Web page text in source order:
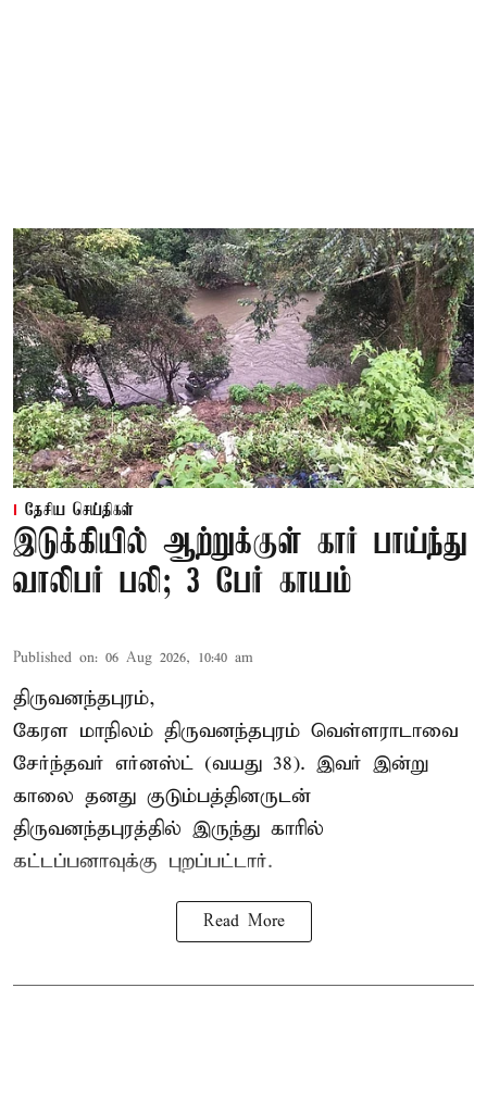
தேசிய செய்திகள்
இடுக்கியில் ஆற்றுக்குள் கார் பாய்ந்து
வாலிபர் பலி; 3 பேர் காயம்
Published on: 06 Aug 2026, 10:40 am
திருவனந்தபுரம்,
கேரள மாநிலம் திருவனந்தபுரம் வெள்ளராடாவை
சேர்ந்தவர் எர்னஸ்ட் (வயது 38). இவர் இன்று
காலை தனது குடும்பத்தினருடன்
திருவனந்தபுரத்தில் இருந்து காரில்
கட்டப்பனாவுக்கு புறப்பட்டார்.
Read More